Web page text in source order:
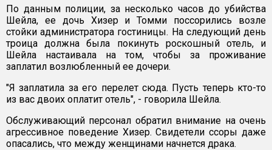
По данным полиции, за несколько часов до убийства
Шейла, ее дочь Хизер и Томми поссорились возле
стойки администратора гостиницы. На следующий день
троица должна была покинуть роскошный отель, и
Шейла настаивала на том, чтобы за проживание
заплатил возлюбленный ее дочери.
"Я заплатила за его перелет сюда. Пусть теперь кто-то
из вас двоих оплатит отель", - говорила Шейла.
Обслуживающий персонал обратил внимание на очень
агрессивное поведение Хизер. Свидетели ссоры даже
опасались, что между женщинами начнется драка.